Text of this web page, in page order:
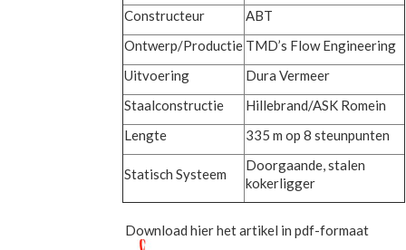
Constructeur
ABT
Ontwerp/Productie TMD’s Flow Engineering
Uitvoering
Dura Vermeer
Staalconstructie
Hillebrand/ASK Romein
Lengte
335 m op 8 steunpunten
Statisch Systeem
Doorgaande, stalen
kokerligger
Download hier het artikel in pdf-formaat